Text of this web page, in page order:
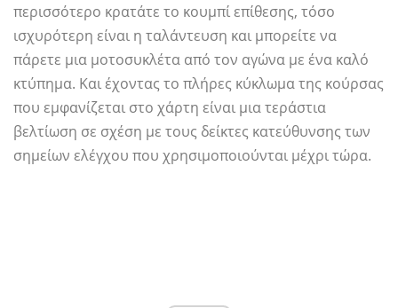
περισσότερο κρατάτε το κουμπί επίθεσης, τόσο
ισχυρότερη είναι η ταλάντευση και μπορείτε να
πάρετε μια μοτοσυκλέτα από τον αγώνα με ένα καλό
κτύπημα. Και έχοντας το πλήρες κύκλωμα της κούρσας
που εμφανίζεται στο χάρτη είναι μια τεράστια
βελτίωση σε σχέση με τους δείκτες κατεύθυνσης των
σημείων ελέγχου που χρησιμοποιούνται μέχρι τώρα.